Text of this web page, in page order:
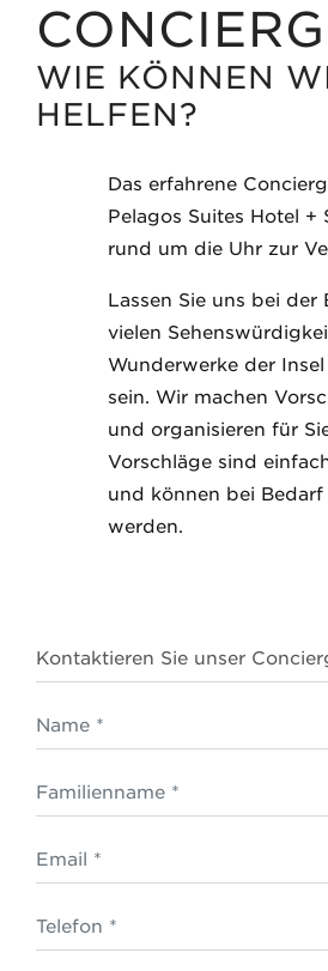
WIE KÖNNEN
HELFEN?
Das erfahrene
Pelagos Suites Hotel +
rund um die Uhr zur
Lassen Sie uns bei
vielen
Wunderwerke der
sein. Wir machen
und organisieren für
Vorschläge sind
und können bei
werden.
Kontaktieren Sie unser
Name *
Familienname *
Email
Telefon